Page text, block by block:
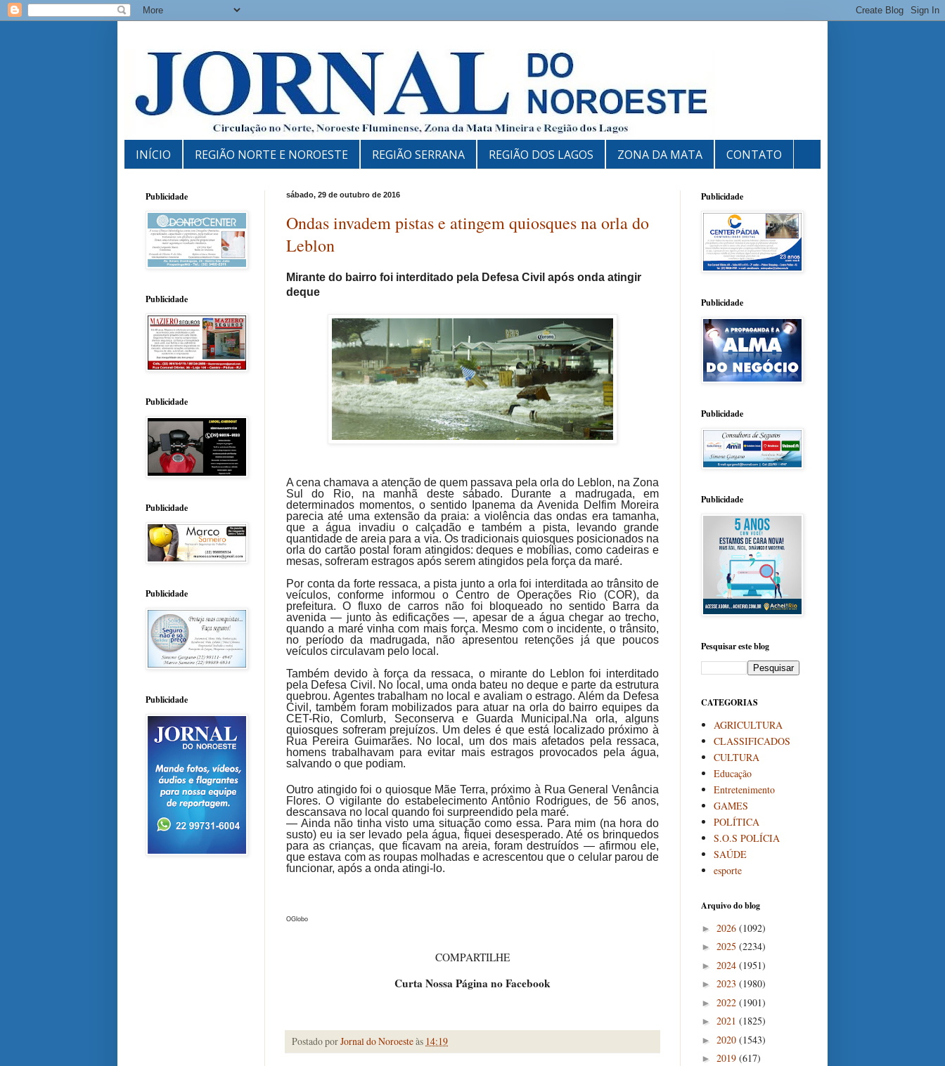
INÍCIO REGIÃO NORTE E NOROESTE REGIÃO SERRANA REGIÃO DOS LAGOS ZONA DA MATA CONTATO
sábado, 29 de outubro de 2016
Ondas invadem pistas e atingem quiosques na orla do
Leblon
Mirante do bairro foi interditado pela Defesa Civil após onda atingir
deque
A cena chamava a atenção de quem passava pela orla do Leblon, na Zona
Sul do Rio, na manhã deste sábado. Durante a madrugada, em
determinados momentos, o sentido Ipanema da Avenida Delfim Moreira
parecia até uma extensão da praia: a violência das ondas era tamanha,
que a água invadiu o calçadão e também a pista, levando grande
quantidade de areia para a via. Os tradicionais quiosques posicionados na
orla do cartão postal foram atingidos: deques e mobílias, como cadeiras e
mesas, sofreram estragos após serem atingidos pela força da maré.
Por conta da forte ressaca, a pista junto a orla foi interditada ao trânsito de
veículos, conforme informou o Centro de Operações Rio (COR), da
prefeitura. O fluxo de carros não foi bloqueado no sentido Barra da
avenida — junto às edificações —, apesar de a água chegar ao trecho,
quando a maré vinha com mais força. Mesmo com o incidente, o trânsito,
no período da madrugada, não apresentou retenções já que poucos
veículos circulavam pelo local.
Também devido à força da ressaca, o mirante do Leblon foi interditado
pela Defesa Civil. No local, uma onda bateu no deque e parte da estrutura
quebrou. Agentes trabalham no local e avaliam o estrago. Além da Defesa
Civil, também foram mobilizados para atuar na orla do bairro equipes da
CET-Rio, Comlurb, Seconserva e Guarda Municipal.Na orla, alguns
quiosques sofreram prejuízos. Um deles é que está localizado próximo à
Rua Pereira Guimarães. No local, um dos mais afetados pela ressaca,
homens trabalhavam para evitar mais estragos provocados pela água,
salvando o que podiam.
Outro atingido foi o quiosque Mãe Terra, próximo à Rua General Venância
Flores. O vigilante do estabelecimento Antônio Rodrigues, de 56 anos,
descansava no local quando foi surpreendido pela maré.
— Ainda não tinha visto uma situação como essa. Para mim (na hora do
susto) eu ia ser levado pela água, fiquei desesperado. Até os brinquedos
para as crianças, que ficavam na areia, foram destruídos — afirmou ele,
que estava com as roupas molhadas e acrescentou que o celular parou de
funcionar, após a onda atingi-lo.
OGlobo
COMPARTILHE
Curta Nossa Página no Facebook
Postado porJornal do Noroesteàs 14:19
Publicidade
Publicidade
Publicidade
Publicidade
Publicidade
Publicidade
Publicidade
Publicidade
Publicidade
Publicidade
Pesquisar este blog
CATEGORIAS
AGRICULTURA
CLASSIFICADOS
CULTURA
Educação
Entretenimento
GAMES
POLÍTICA
S.O.S POLÍCIA
SAÚDE
esporte
Arquivo do blog
► 2026 (1092)
► 2025 (2234)
► 2024 (1951)
► 2023 (1980)
► 2022 (1901)
► 2021 (1825)
► 2020 (1543)
► 2019 (617)